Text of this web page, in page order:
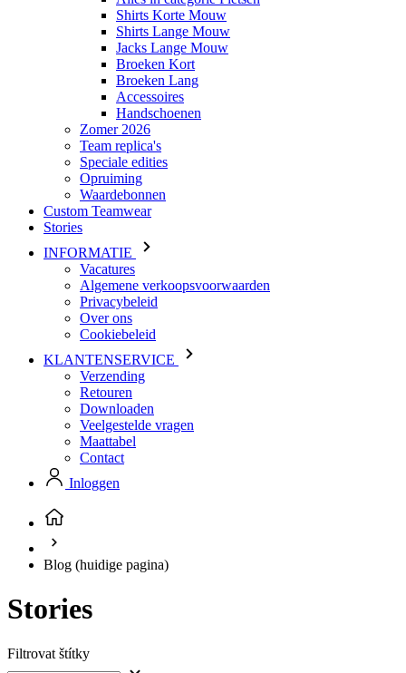
Shirts Korte Mouw
Shirts Lange Mouw
Jacks Lange Mouw
Broeken Kort
Broeken Lang
Accessoires
Handschoenen
Zomer 2026
Team replica's
Speciale edities
Opruiming
Waardebonnen
Custom Teamwear
Stories
INFORMATIE
Vacatures
Algemene verkoopsvoorwaarden
Privacybeleid
Over ons
Cookiebeleid
KLANTENSERVICE
Verzending
Retouren
Downloaden
Veelgestelde vragen
Maattabel
Contact
Inloggen
Blog (huidige pagina)
Stories
Filtrovat štítky